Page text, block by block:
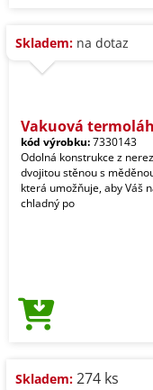
Skladem: na dotaz
Vakuová
kód výrobku:7330143
Odolná konstrukce z
dvojitou stěnou s
která umožňuje, aby Váš
chladný po
Skladem: 274 ks